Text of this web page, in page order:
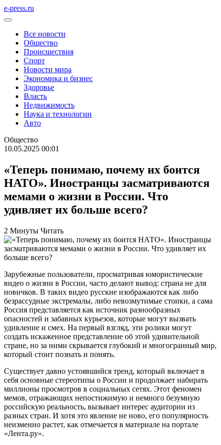
e-press.ru
Все новости
Общество
Происшествия
Спорт
Новости мира
Экономика и бизнес
Здоровье
Власть
Недвижимость
Наука и технологии
Авто
Общество
10.05.2025 00:01
«Теперь понимаю, почему их боится
НАТО». Иностранцы засматриваются
мемами о жизни в России. Что
удивляет их больше всего?
2 Минуты Читать
Зарубежные пользователи, просматривая юмористические
видео о жизни в России, часто делают вывод: страна не для
новичков. В таких видео русские изображаются как либо
безрассудные экстремалы, либо невозмутимые стоики, а сама
Россия представляется как источник разнообразных
опасностей и забавных курьезов, которые могут вызвать
удивление и смех. На первый взгляд, эти ролики могут
создать искаженное представление об этой удивительной
стране, но за ними скрывается глубокий и многогранный мир,
который стоит познать и понять.
Существует давно устоявшийся тренд, который включает в
себя основные стереотипы о России и продолжает набирать
миллионы просмотров в социальных сетях. Этот феномен
мемов, отражающих непостижимую и немного безумную
российскую реальность, вызывает интерес аудитории из
разных стран. И хотя это явление не ново, его популярность
неизменно растет, как отмечается в материале на портале
«Лента.ру».